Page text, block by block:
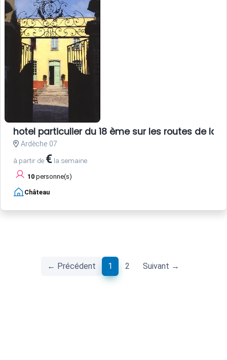
hotel particulier du 18 ème sur les routes de la
Ardèche 07
à partir de € la semaine
10 personne(s)
Château
← Précédent 1 (current)
2 Suivant →